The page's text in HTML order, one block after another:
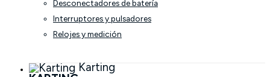
Desconectadores de batería
Interruptores y pulsadores
Relojes y medición
Karting